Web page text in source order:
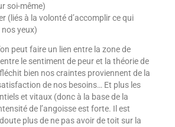
soi-même)
(liés à la volonté d’accomplir ce qui
yeux)
peut faire un lien entre la zone de
le sentiment de peur et la théorie de
bien nos craintes proviennent de la
de nos besoins… Et plus les
et vitaux (donc à la base de la
de l’angoisse est forte. Il est
plus de ne pas avoir de toit sur la